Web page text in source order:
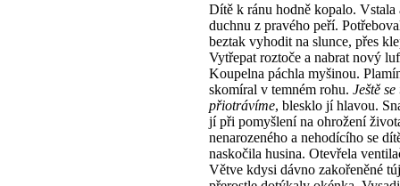
Dítě k ránu hodně kopalo. Vstala
duchnu z pravého peří.
beztak vyhodit na slunce, přes
Vytřepat roztoče a nabrat nový
Koupelna páchla myšinou.
skomíral v temném rohu. Ještě
přiotrávíme, blesklo jí hlavou.
jí při pomyšlení na ohrožení
nenarozeného a nehodícího se
naskočila husina. Otevřela
Větve kdysi dávno zakořeněné